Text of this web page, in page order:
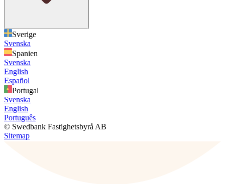
Sverige
Svenska
Spanien
Svenska
English
Español
Portugal
Svenska
English
Português
© Swedbank Fastighetsbyrå AB
Sitemap